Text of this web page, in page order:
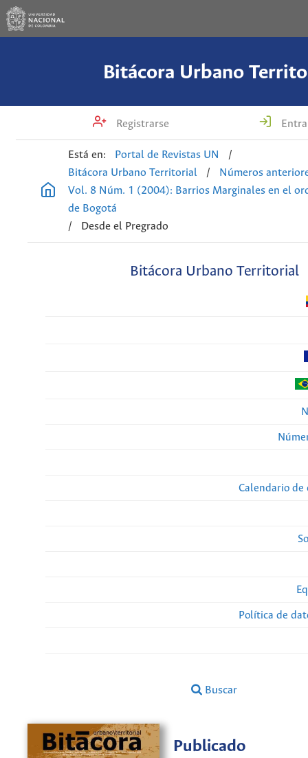
Bitácora Urbano
Registrarse
Está en: Portal de Revistas UN
/
Bitácora Urbano Territorial
/
Números
Vol. 8 Núm. 1 (2004): Barrios Marginales en el
de Bogotá
/
Desde el Pregrado
Bitácora Urbano Territorial
Calendario de
Política de
Buscar
Publicado